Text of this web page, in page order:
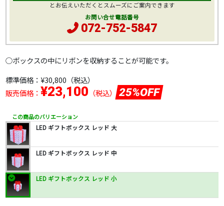
○ボックスの中にリボンを収納することが可能です。
標準価格： ¥30,800 （税込）
販売価格： ¥23,100 （税込） 25%OFF
この商品のバリエーション
LED ギフトボックス レッド 大
LED ギフトボックス レッド 中
LED ギフトボックス レッド 小
とお伝えいただくとスムーズにご案内できます
お問い合せ電話番号
072-752-5847